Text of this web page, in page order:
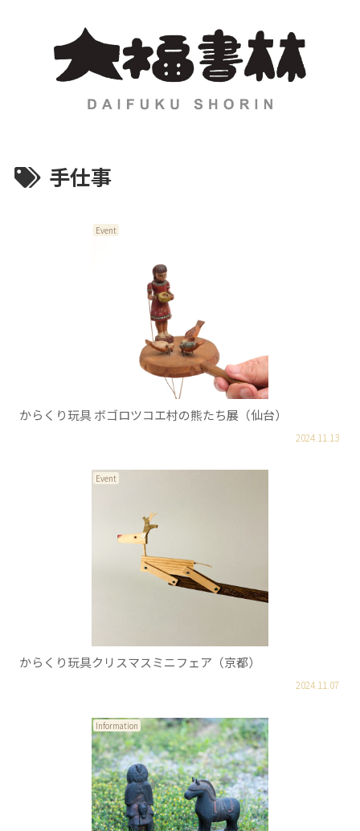
手仕事
Event
からくり玩具 ボゴロツコエ村の熊たち展（仙台）
2024.11.13
Event
からくり玩具クリスマスミニフェア（京都）
2024.11.07
Information